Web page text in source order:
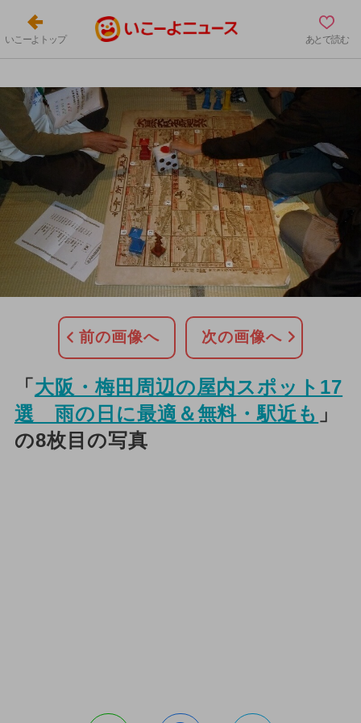
いこーよトップ あとで読む
前の画像へ 次の画像へ
「 大阪・梅田周辺の屋内スポット17
選 雨の日に最適＆無料・駅近も 」
の8枚目の写真